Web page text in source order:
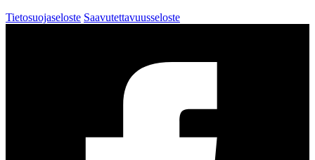
Tietosuojaseloste Saavutettavuusseloste